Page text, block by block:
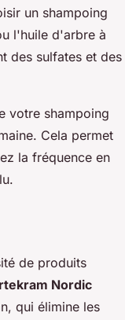
un shampoing
l'huile d'arbre à
des sulfates et des
votre shampoing
Cela permet
la fréquence en
de produits
Nordic
qui élimine les